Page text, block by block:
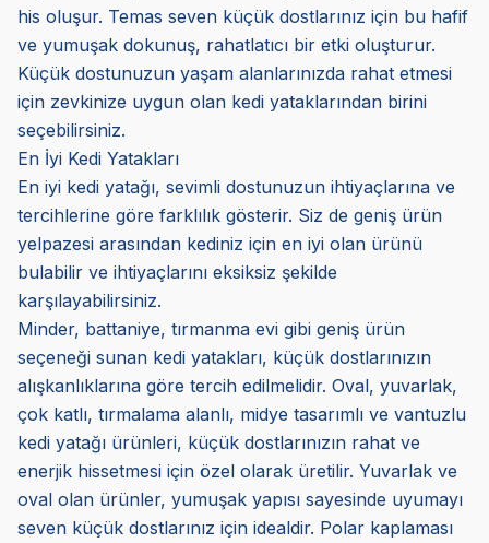
his oluşur. Temas seven küçük dostlarınız için bu hafif
ve yumuşak dokunuş, rahatlatıcı bir etki oluşturur.
Küçük dostunuzun yaşam alanlarınızda rahat etmesi
için zevkinize uygun olan kedi yataklarından birini
seçebilirsiniz.
En İyi Kedi Yatakları
En iyi kedi yatağı, sevimli dostunuzun ihtiyaçlarına ve
tercihlerine göre farklılık gösterir. Siz de geniş ürün
yelpazesi arasından kediniz için en iyi olan ürünü
bulabilir ve ihtiyaçlarını eksiksiz şekilde
karşılayabilirsiniz.
Minder, battaniye, tırmanma evi gibi geniş ürün
seçeneği sunan kedi yatakları, küçük dostlarınızın
alışkanlıklarına göre tercih edilmelidir. Oval, yuvarlak,
çok katlı, tırmalama alanlı, midye tasarımlı ve vantuzlu
kedi yatağı ürünleri, küçük dostlarınızın rahat ve
enerjik hissetmesi için özel olarak üretilir. Yuvarlak ve
oval olan ürünler, yumuşak yapısı sayesinde uyumayı
seven küçük dostlarınız için idealdir. Polar kaplaması